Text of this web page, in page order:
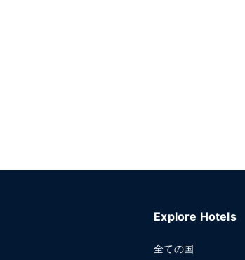
Explore Hotels
全ての国